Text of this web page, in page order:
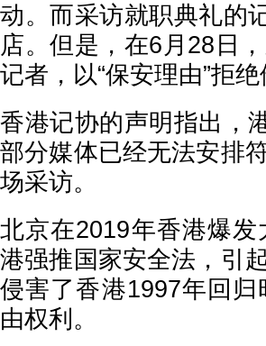
动。而采访就职典礼的
店。但是，在6月28日
记者，以“保安理由”拒
香港记协的声明指出，
部分媒体已经无法安排
场采访。
北京在2019年香港爆
港强推国家安全法，引
侵害了香港1997年回
由权利。